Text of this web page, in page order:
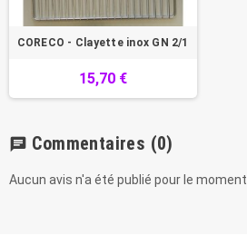
CORECO - Clayette inox GN 2/1
15,70 €
chat Commentaires (0)
Aucun avis n'a été publié pour le moment.